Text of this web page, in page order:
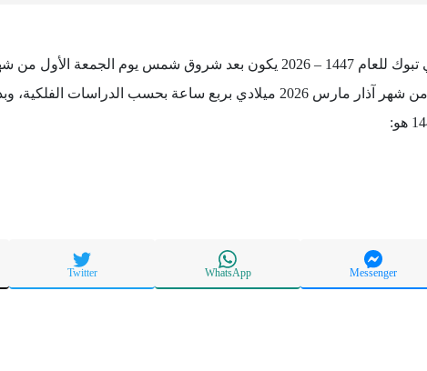
هجريًا الموافق في العشرين من شهر آذار مارس 2026 ميلادي بربع ساعة بحسب
Messenger
WhatsApp
Twitter